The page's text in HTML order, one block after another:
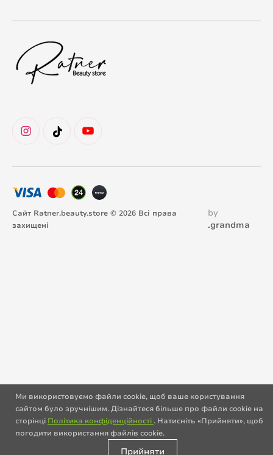
Сайт Ratner.beauty.store © 2026 Всі права
захищені
by
.grandma
Ми використовуємо файли cookie, щоб ваше користування
сайтом було зручнішим. Дізнайтеся більше про файли cookie на
сторінці Політика конфіденційності . Натисніть «Прийняти», щоб
погодити використання файлів cookie.
Прийняти